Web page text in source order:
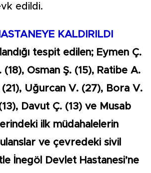
edildi.
KALDIRILDI
tespit edilen; Eymen Ç.
(18), Osman Ş. (15), Ratibe A.
Uğurcan V. (27), Bora V.
Davut Ç. (13) ve Musab
ilk müdahalelerin
ve çevredeki sivil
İnegöl Devlet Hastanesi’ne